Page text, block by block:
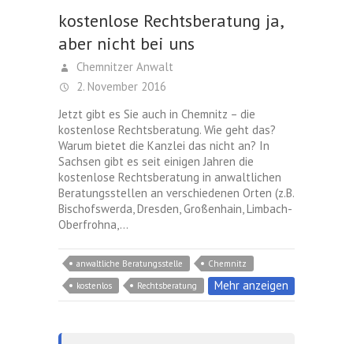
kostenlose Rechtsberatung ja,
aber nicht bei uns
Chemnitzer Anwalt
2. November 2016
Jetzt gibt es Sie auch in Chemnitz – die
kostenlose Rechtsberatung. Wie geht das?
Warum bietet die Kanzlei das nicht an? In
Sachsen gibt es seit einigen Jahren die
kostenlose Rechtsberatung in anwaltlichen
Beratungsstellen an verschiedenen Orten (z.B.
Bischofswerda, Dresden, Großenhain, Limbach-
Oberfrohna,…
anwaltliche Beratungsstelle
Chemnitz
kostenlos
Rechtsberatung Mehr anzeigen